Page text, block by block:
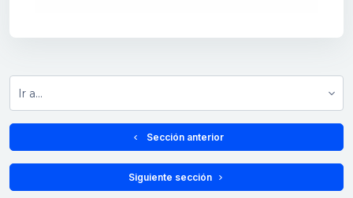
  Sección anterior
Siguiente sección